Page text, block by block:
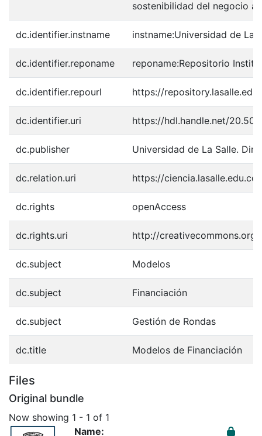
sostenibilidad del negocio a
dc.identifier.instname instname:Universidad de La
dc.identifier.reponame reponame:Repositorio
dc.identifier.repourl https://
dc.identifier.uri https://hdl.handle.net/
dc.publisher Universidad de La Salle.
dc.relation.uri https://
dc.rights openAccess
dc.rights.uri http://
dc.subject Modelos
dc.subject Financiación
dc.subject Gestión de Rondas
dc.title Modelos de Financiación
Files
Original bundle
Now showing 1 - 1 of 1
Name: